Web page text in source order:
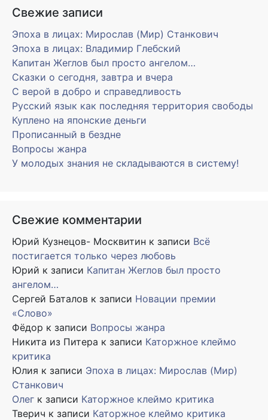
Свежие записи
Эпоха в лицах: Мирослав (Мир) Станкович
Эпоха в лицах: Владимир Глебский
Капитан Жеглов был просто ангелом…
Сказки о сегодня, завтра и вчера
С верой в добро и справедливость
Русский язык как последняя территория свободы
Куплено на японские деньги
Прописанный в бездне
Вопросы жанра
У молодых знания не складываются в систему!
Свежие комментарии
Юрий Кузнецов- Москвитин к записи Всё
постигается только через любовь
Юрий к записи Капитан Жеглов был просто
ангелом…
Сергей Баталов к записи Новации премии
«Слово»
Фёдор к записи Вопросы жанра
Никита из Питера к записи Каторжное клеймо
критика
Юлия к записи Эпоха в лицах: Мирослав (Мир)
Станкович
Олег к записи Каторжное клеймо критика
Тверич к записи Каторжное клеймо критика